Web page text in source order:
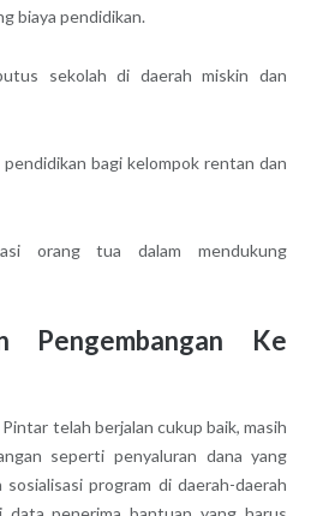
biaya pendidikan.
sekolah di daerah miskin dan
bagi kelompok rentan dan
orang tua dalam mendukung
Pengembangan Ke
telah berjalan cukup baik, masih
seperti penyaluran dana yang
program di daerah-daerah